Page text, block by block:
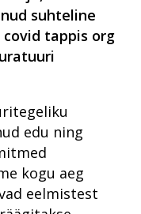
suhteline
tappis org
edu ning
kogu aeg
eelmistest